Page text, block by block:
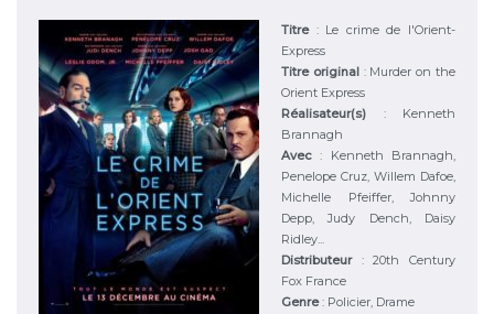
Titre : Le crime de l'Orient-
Express
Titre original : Murder on the
Orient Express
Réalisateur(s) : Kenneth
Brannagh
Avec: Kenneth Brannagh,
Penelope Cruz, Willem Dafoe,
Michelle Pfeiffer, Johnny
Depp, Judy Dench, Daisy
Ridley...
Distributeur :20th Century
Fox France
Genre: Policier, Drame